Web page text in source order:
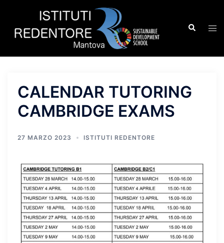
contenuto
Cerca
CALENDAR TUTORING
CAMBRIDGE EXAMS
27 MARZO 2023 ISTITUTI REDENTORE